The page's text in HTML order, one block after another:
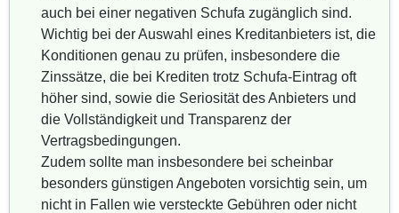
auch bei einer negativen Schufa zugänglich sind.
Wichtig bei der Auswahl eines Kreditanbieters ist, die
Konditionen genau zu prüfen, insbesondere die
Zinssätze, die bei Krediten trotz Schufa-Eintrag oft
höher sind, sowie die Seriosität des Anbieters und
die Vollständigkeit und Transparenz der
Vertragsbedingungen.
Zudem sollte man insbesondere bei scheinbar
besonders günstigen Angeboten vorsichtig sein, um
nicht in Fallen wie versteckte Gebühren oder nicht